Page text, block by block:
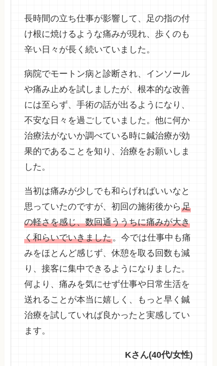
長時間の立ち仕事が影響して、足の指の付
け根に焼けるような痛みが現れ、歩くのも
辛い日々が長く続いていました。
病院でモートン病と診断され、インソール
や痛み止めを試しましたが、根本的な改善
には至らず、手術の話が出るようになり、
不安な日々を過ごしていました。他に何か
治療法がないか調べている時に鍼治療が効
果的であることを知り、治療をお願いしま
した。
当初は痛みが少しでも和らげればいいなと
思っていたのですが、初回の施術後から足
の軽さを感じ、数回通ううちに痛みが大き
く和らいでいきました。今では仕事中も痛
みをほとんど感じず、休憩を取る回数も減
り、接客に集中できるようになりました。
何より、痛みを気にせず仕事や日常生活を
送れることが本当に嬉しく、もっと早く鍼
治療を試していれば良かったと実感してい
ます。
Kさん(40代/女性)